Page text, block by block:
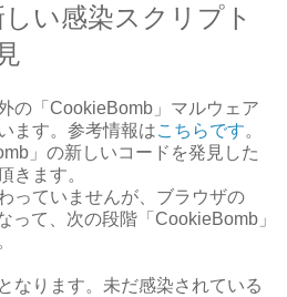
い感染スクリプト
の「CookieBomb」マルウェア
ます。参考情報はこちらです。
」の新しいコードを発見した
きます。
っていませんが、ブラウザの
って、次の段階「CookieBomb」
なります。未だ感染されている